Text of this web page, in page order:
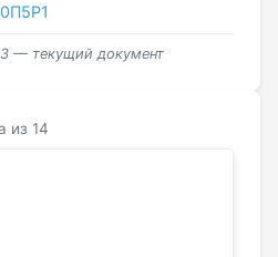
— текущий документ
из 14